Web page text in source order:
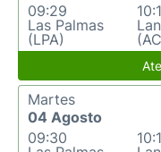
09:29
Las Palmas
(LPA)
Martes
04 Agosto
09:30